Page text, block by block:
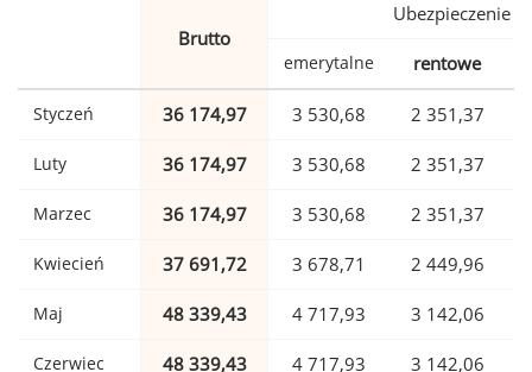
Brutto
Ubezpieczenie
emerytalne rentowe
Styczeń 36 174,97 3 530,68 2 351,37
Luty 36 174,97 3 530,68 2 351,37
Marzec 36 174,97 3 530,68 2 351,37
Kwiecień 37 691,72 3 678,71 2 449,96
Maj 48 339,43 4 717,93 3 142,06
Czerwiec 48 339,43 4 717,93 3 142,06